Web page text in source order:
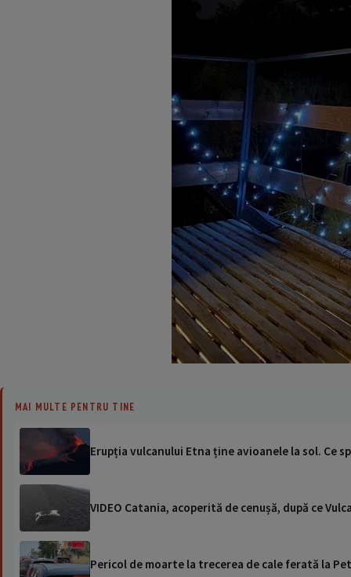
MAI MULTE PENTRU TINE
Erupția vulcanului Etna ține avioanele la sol. Ce
VIDEO Catania, acoperită de cenușă, după ce
Pericol de moarte la trecerea de cale ferată la